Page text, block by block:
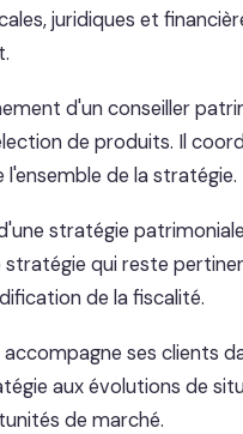
juridiques et
d'un conseiller
de produits. Il
l'ensemble de la stratégie.
stratégie
qui reste
de la fiscalité.
accompagne ses clients
aux évolutions de
de marché.